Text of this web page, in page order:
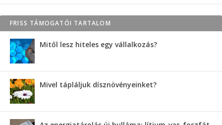
FRISS TÁMOGATÓI TARTALOM
Mitől lesz hiteles egy vállalkozás?
Mivel tápláljuk dísznövényeinket?